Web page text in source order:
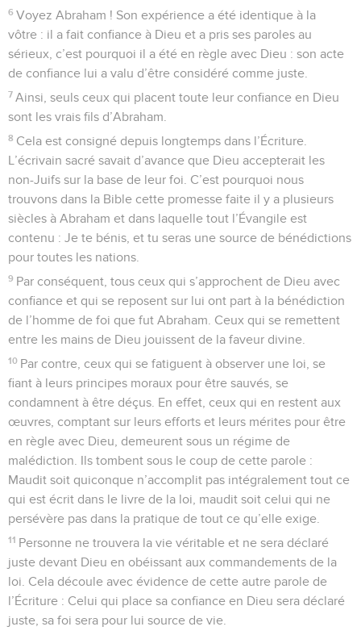
6 Voyez Abraham ! Son expérience a été identique à la
vôtre : il a fait confiance à Dieu et a pris ses paroles au
sérieux, c’est pourquoi il a été en règle avec Dieu : son acte
de confiance lui a valu d’être considéré comme juste.
7 Ainsi, seuls ceux qui placent toute leur confiance en Dieu
sont les vrais fils d’Abraham.
8 Cela est consigné depuis longtemps dans l’Écriture.
L’écrivain sacré savait d’avance que Dieu accepterait les
non-Juifs sur la base de leur foi. C’est pourquoi nous
trouvons dans la Bible cette promesse faite il y a plusieurs
siècles à Abraham et dans laquelle tout l’Évangile est
contenu : Je te bénis, et tu seras une source de bénédictions
pour toutes les nations.
9 Par conséquent, tous ceux qui s’approchent de Dieu avec
confiance et qui se reposent sur lui ont part à la bénédiction
de l’homme de foi que fut Abraham. Ceux qui se remettent
entre les mains de Dieu jouissent de la faveur divine.
10 Par contre, ceux qui se fatiguent à observer une loi, se
fiant à leurs principes moraux pour être sauvés, se
condamnent à être déçus. En effet, ceux qui en restent aux
œuvres, comptant sur leurs efforts et leurs mérites pour être
en règle avec Dieu, demeurent sous un régime de
malédiction. Ils tombent sous le coup de cette parole :
Maudit soit quiconque n’accomplit pas intégralement tout ce
qui est écrit dans le livre de la loi, maudit soit celui qui ne
persévère pas dans la pratique de tout ce qu’elle exige.
11 Personne ne trouvera la vie véritable et ne sera déclaré
juste devant Dieu en obéissant aux commandements de la
loi. Cela découle avec évidence de cette autre parole de
l’Écriture : Celui qui place sa confiance en Dieu sera déclaré
juste, sa foi sera pour lui source de vie.